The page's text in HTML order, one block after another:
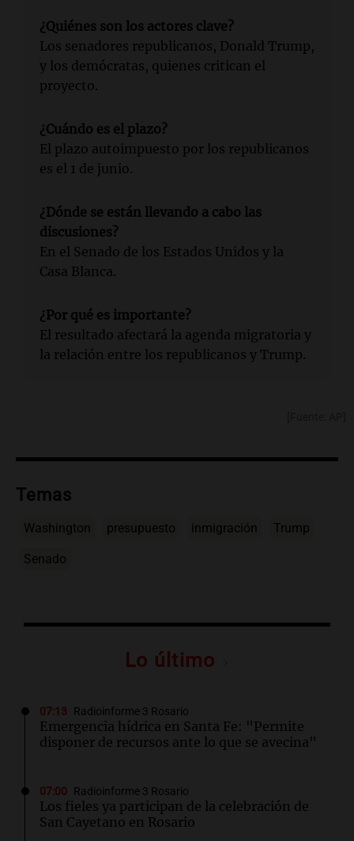
¿Quiénes son los actores clave?
Los senadores republicanos, Donald Trump,
y los demócratas, quienes critican el
proyecto.
¿Cuándo es el plazo?
El plazo autoimpuesto por los republicanos
es el 1 de junio.
¿Dónde se están llevando a cabo las
discusiones?
En el Senado de los Estados Unidos y la
Casa Blanca.
¿Por qué es importante?
El resultado afectará la agenda migratoria y
la relación entre los republicanos y Trump.
Temas
Washington presupuesto inmigración Trump
Senado
Lo último
07:13 Radioinforme 3 Rosario
Emergencia hídrica en Santa Fe: "Permite
disponer de recursos ante lo que se avecina"
07:00 Radioinforme 3 Rosario
Los fieles ya participan de la celebración de
San Cayetano en Rosario